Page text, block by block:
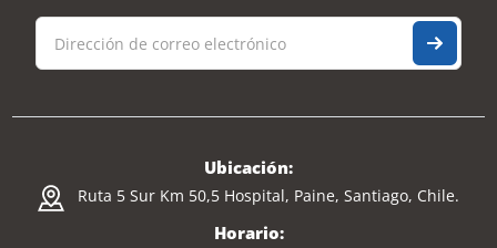
Ubicación:
Ruta 5 Sur Km 50,5 Hospital, Paine, Santiago, Chile.
Horario: